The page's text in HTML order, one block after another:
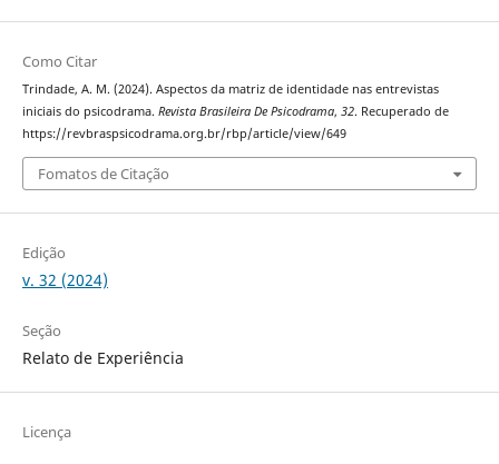
Como Citar
Trindade, A. M. (2024). Aspectos da matriz de identidade nas entrevistas
iniciais do psicodrama. Revista Brasileira De Psicodrama, 32. Recuperado de
https://revbraspsicodrama.org.br/rbp/article/view/649
Fomatos de Citação
Edição
v. 32 (2024)
Seção
Relato de Experiência
Licença